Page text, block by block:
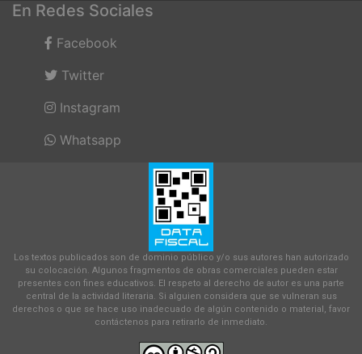
En Redes Sociales
Facebook
Twitter
Instagram
Whatsapp
Los textos publicados son de dominio público y/o sus autores han autorizado
su colocación. Algunos fragmentos de obras comerciales pueden estar
presentes con fines educativos. El respeto al derecho de autor es una parte
central de la actividad literaria. Si alguien considera que se vulneran sus
derechos o que se hace uso inadecuado de algún contenido o material, favor
contáctenos para retirarlo de inmediato.